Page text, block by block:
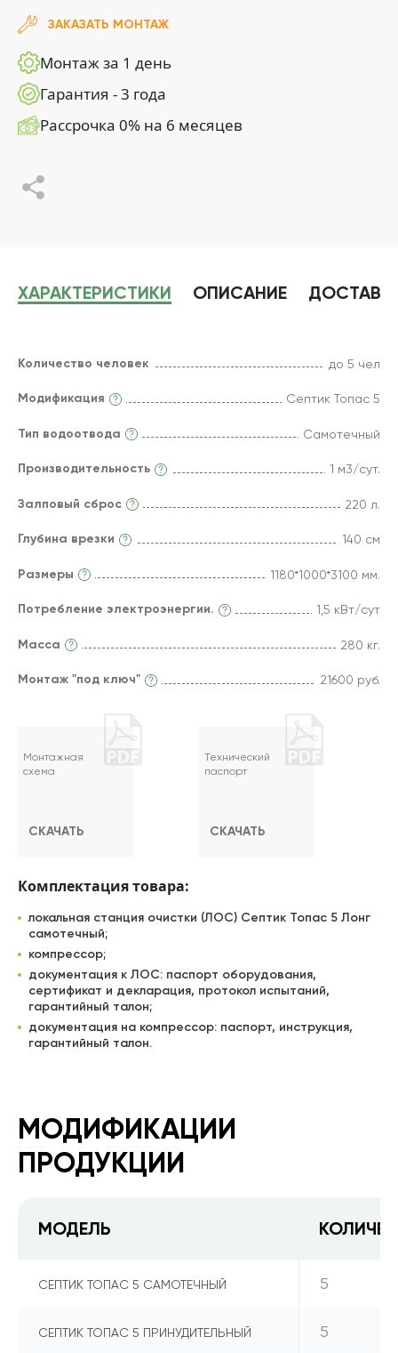
ЗАКАЗАТЬ МОНТАЖ
Монтаж за 1 день
Гарантия - 3 года
Рассрочка 0% на 6 месяцев
ХАРАКТЕРИСТИКИ ОПИСАНИЕ
Количество человек до 5 чел
Модификация Септик Топас 5
Тип водоотвода Самотечный
Производительность 1 м3/сут.
Залповый сброс 220 л.
Глубина врезки 140 см
Размеры 1180*1000*3100 мм.
Потребление электроэнергии. 1,5 кВт/сут
Масса 280 кг.
Монтаж "под ключ" 21600 руб.
Монтажная
схема
СКАЧАТЬ
Технический
паспорт
СКАЧАТЬ
Комплектация товара:
локальная станция очистки (ЛОС) Септик Топас 5 Лонг
самотечный;
компрессор;
документация к ЛОС: паспорт оборудования,
сертификат и декларация, протокол испытаний,
гарантийный талон;
документация на компрессор: паспорт, инструкция,
гарантийный талон.
МОДИФИКАЦИИ
ПРОДУКЦИИ
МОДЕЛЬ
СЕПТИК ТОПАС 5 САМОТЕЧНЫЙ 5
СЕПТИК ТОПАС 5 ПРИНУДИТЕЛЬНЫЙ 5